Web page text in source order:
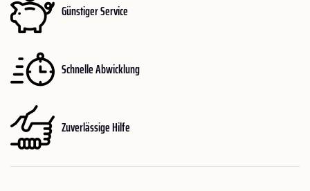
Günstiger Service
Schnelle Abwicklung
Zuverlässige Hilfe